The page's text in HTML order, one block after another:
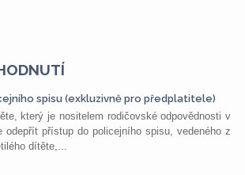
spisu (exkluzivně pro předplatitele)
který je nositelem rodičovské odpovědnosti v
odepřít přístup do policejního spisu, vedeného z
dítěte,...